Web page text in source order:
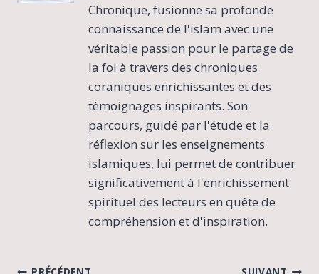
Chronique, fusionne sa profonde
connaissance de l'islam avec une
véritable passion pour le partage de
la foi à travers des chroniques
coraniques enrichissantes et des
témoignages inspirants. Son
parcours, guidé par l'étude et la
réflexion sur les enseignements
islamiques, lui permet de contribuer
significativement à l'enrichissement
spirituel des lecteurs en quête de
compréhension et d'inspiration.